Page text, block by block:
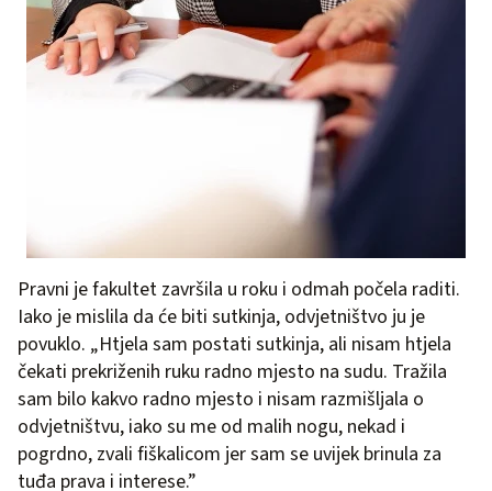
Pravni je fakultet završila u roku i odmah počela raditi.
Iako je mislila da će biti sutkinja, odvjetništvo ju je
povuklo. „Htjela sam postati sutkinja, ali nisam htjela
čekati prekriženih ruku radno mjesto na sudu. Tražila
sam bilo kakvo radno mjesto i nisam razmišljala o
odvjetništvu, iako su me od malih nogu, nekad i
pogrdno, zvali fiškalicom jer sam se uvijek brinula za
tuđa prava i interese.”